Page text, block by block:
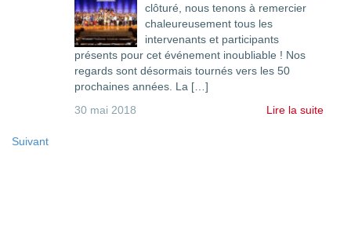
clôturé, nous tenons à remercier
chaleureusement tous les
intervenants et participants
présents pour cet événement inoubliable ! Nos
regards sont désormais tournés vers les 50
prochaines années. La […]
30 mai 2018
Lire la suite
Suivant